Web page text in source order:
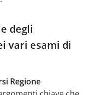
degli
vari esami di
Regione